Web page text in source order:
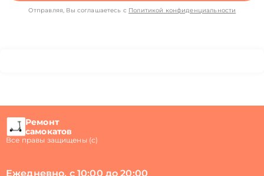
Отправляя, Вы соглашаетесь с Политикой конфиденциальности
Ремонт
самокатов
Все правы защищены (с)
Ежедневно, с 10:00 до 20:00